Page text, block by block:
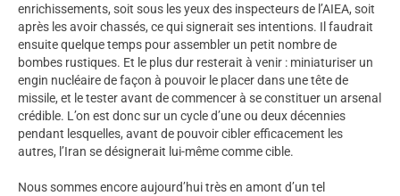
enrichissements, soit sous les yeux des inspecteurs de l’AIEA, soit
après les avoir chassés, ce qui signerait ses intentions. Il faudrait
ensuite quelque temps pour assembler un petit nombre de
bombes rustiques. Et le plus dur resterait à venir : miniaturiser un
engin nucléaire de façon à pouvoir le placer dans une tête de
missile, et le tester avant de commencer à se constituer un arsenal
crédible. L’on est donc sur un cycle d’une ou deux décennies
pendant lesquelles, avant de pouvoir cibler efficacement les
autres, l’Iran se désignerait lui-même comme cible.
Nous sommes encore aujourd’hui très en amont d’un tel